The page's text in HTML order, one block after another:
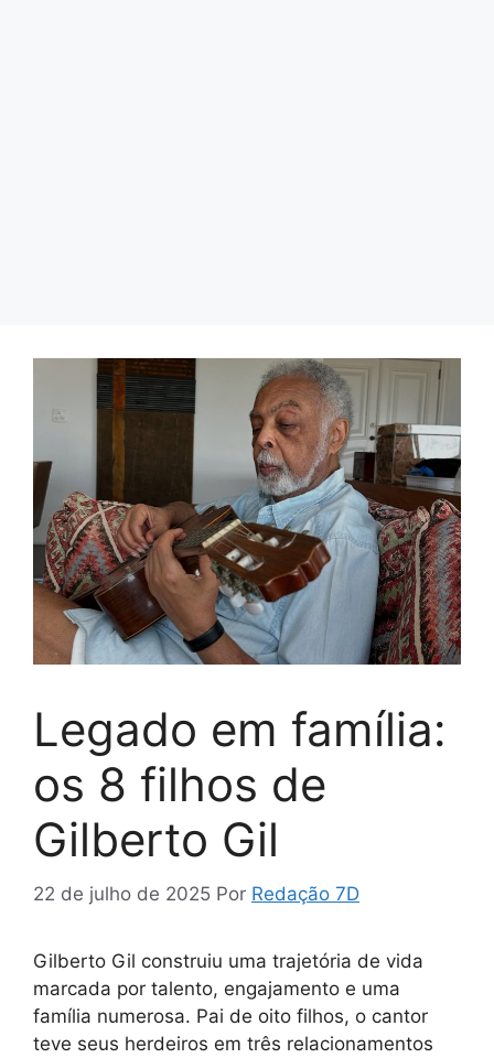
Legado em família:
os 8 filhos de
Gilberto Gil
22 de julho de 2025 Por Redação 7D
Gilberto Gil construiu uma trajetória de vida
marcada por talento, engajamento e uma
família numerosa. Pai de oito filhos, o cantor
teve seus herdeiros em três relacionamentos